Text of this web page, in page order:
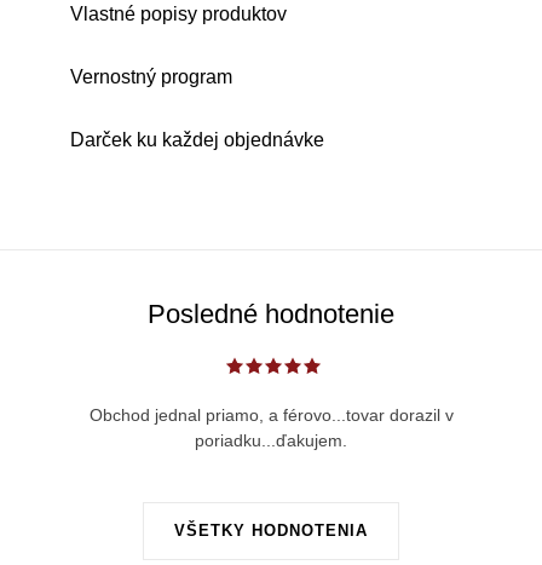
Vlastné popisy produktov
Vernostný program
Darček ku každej objednávke
Posledné hodnotenie
VŠETKY HODNOTENIA
Obchod jednal priamo, a férovo...tovar dorazil v
poriadku...ďakujem.